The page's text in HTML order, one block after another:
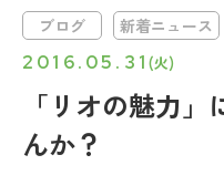
「リオの魅力
んか？
2016.05.31 (火)
ブログ 新着ニュース